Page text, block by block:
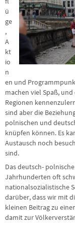
ü
ge
,
A
kt
io
n
en und
machen viel Spaß,
Regionen
sind aber die
polnischen und
knüpfen können. Es
Austausch noch
sind.
Das deutsch-
Jahrhunderten oft
nationalsozialistische
darüber, dass wir mit
kleinen Beitrag zu
damit zur